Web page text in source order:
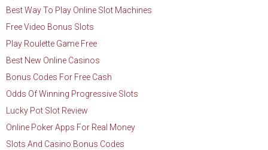
Best Way To Play Online Slot Machines
Free Video Bonus Slots
Play Roulette Game Free
Best New Online Casinos
Bonus Codes For Free Cash
Odds Of Winning Progressive Slots
Lucky Pot Slot Review
Online Poker Apps For Real Money
Slots And Casino Bonus Codes